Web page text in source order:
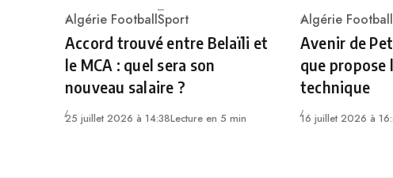
Category
Algérie FootballSport
Accord trouvé entre Belaïli et
le MCA : quel sera son
nouveau salaire ?
25 juillet 2026 à 14:38Lecture en 5 min
Category
Algérie Football
Avenir de
que propose
technique
16 juillet 2026 à